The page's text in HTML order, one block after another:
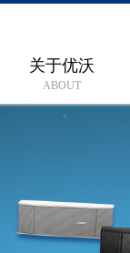
关于优沃
ABOUT